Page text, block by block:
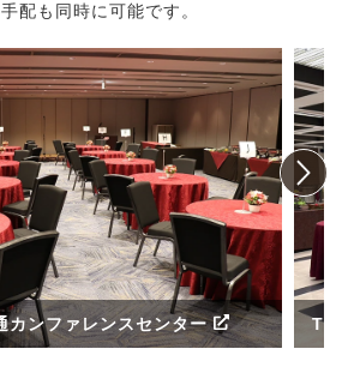
配も同時に可能です。
カンファレンスセンター
ル